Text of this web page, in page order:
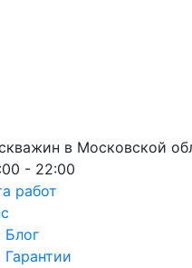
в Московской
- 22:00
работ
Блог
Гарантии